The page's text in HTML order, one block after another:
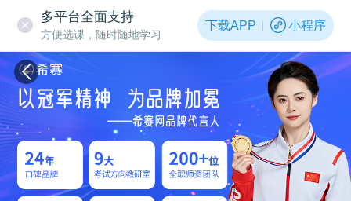
多平台全面支持
方便选课，随时随地学习
下载APP 小程序